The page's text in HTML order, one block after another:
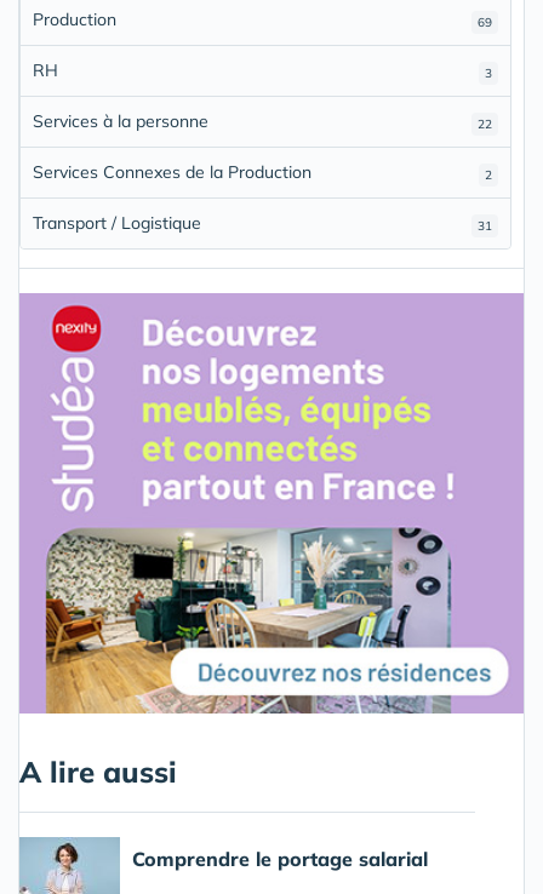
69
Production
3
RH
22
Services à la personne
2
Services Connexes de la Production
31
Transport / Logistique
A lire aussi
Comprendre le portage salarial